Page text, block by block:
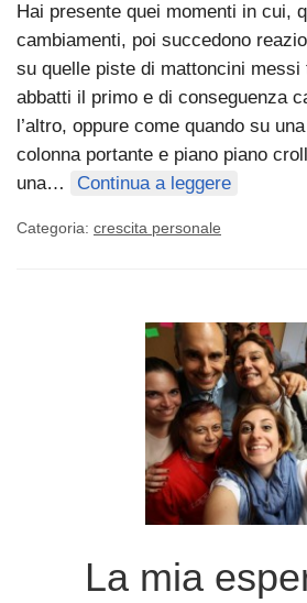
Hai presente quei momenti in cui,
cambiamenti, poi succedono
su quelle piste di mattoncini messi
abbatti il primo e di conseguenza
l’altro, oppure come quando su
colonna portante e piano piano
una…
Continua a leggere
Categoria: crescita personale
La mia